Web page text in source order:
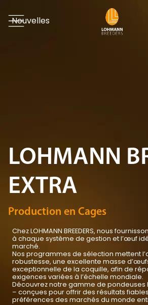
Nouvelles
LOHMANN
EXTRA
Production en Cages
Chez LOHMANN BREEDERS, nous
à chaque système de gestion et l’œuf
marché.
Nos programmes de sélection mettent
robustesse, une excellente masse
exceptionnelle de la coquille, afin de
exigences variées à l’échelle mondiale.
Découvrez notre gamme de
– conçues pour offrir des résultats
préférences des marchés du monde